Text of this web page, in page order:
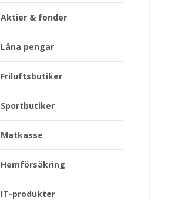
Aktier & fonder
Låna pengar
Friluftsbutiker
Sportbutiker
Matkasse
Hemförsäkring
IT-produkter